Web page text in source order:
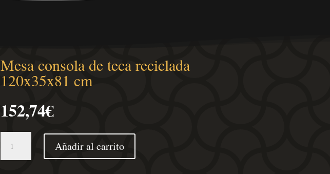
Mesa consola de teca reciclada
120x35x81 cm
152,74€
consola
Añadir al carrito